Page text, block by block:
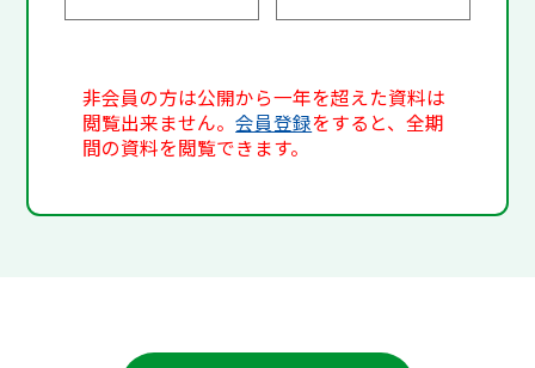
非会員の方は公開から一年を超えた資料は
閲覧出来ません。会員登録をすると、全期
間の資料を閲覧できます。